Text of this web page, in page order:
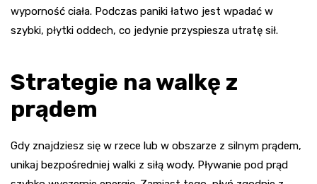
wyporność ciała. Podczas paniki łatwo jest wpadać w
szybki, płytki oddech, co jedynie przyspiesza utratę sił.
Strategie na walkę z
prądem
Gdy znajdziesz się w rzece lub w obszarze z silnym prądem,
unikaj bezpośredniej walki z siłą wody. Pływanie pod prąd